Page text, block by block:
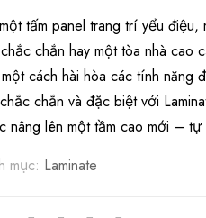
tấm panel trang trí yểu
chắn hay một tòa nhà cao
cách hài hòa các tính năng
chắn và đặc biệt với
nâng lên một tầm cao mới – tự
mục: Laminate